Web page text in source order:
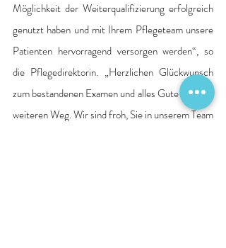
Möglichkeit der Weiterqualifizierung erfolgreich
genutzt haben und mit Ihrem Pflegeteam unsere
Patienten hervorragend versorgen werden“, so
die Pflegedirektorin. „Herzlichen Glückwunsch
zum bestandenen Examen und alles Gute auf dem
weiteren Weg. Wir sind froh, Sie in unserem Team